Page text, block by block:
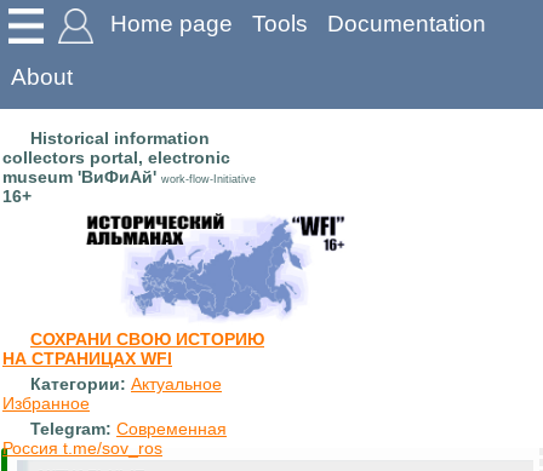
Home page Tools Documentation
About
Historical information
collectors portal, electronic
museum 'ВиФиАй' work-flow-Initiative
16+
СОХРАНИ СВОЮ ИСТОРИЮ
НА СТРАНИЦАХ WFI
Категории: Актуальное
Избранное
Telegram: Современная
Россия t.me/sov_ros